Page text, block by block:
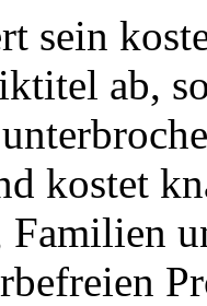
sein
ab,
kostet
Familien